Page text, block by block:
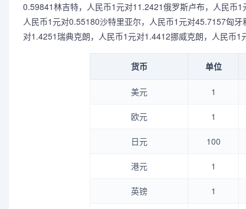
0.59841林吉特，人民币1元对11.2421俄罗斯卢布，人民币
人民币1元对0.55180沙特里亚尔，人民币1元对45.7157匈
对1.4251瑞典克朗，人民币1元对1.4412挪威克朗，人民币
货币 单位
美元 1
欧元 1
日元 100
港元 1
英镑 1